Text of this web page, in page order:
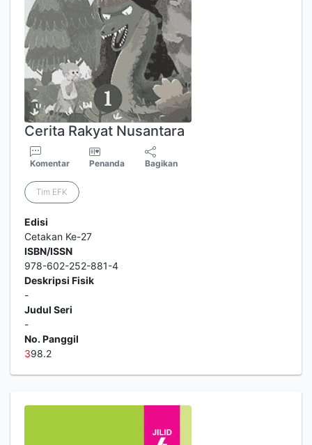
Cerita Rakyat Nusantara
Komentar Penanda Bagikan
Tim EFK
Edisi
Cetakan Ke-27
ISBN/ISSN
978-602-252-881-4
Deskripsi Fisik
-
Judul Seri
-
No. Panggil
398.2